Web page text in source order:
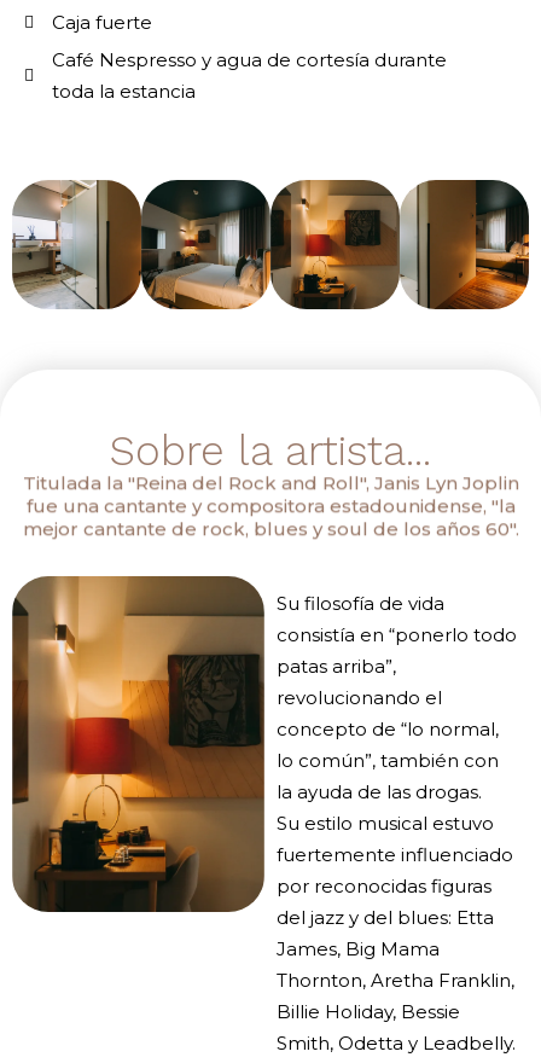
Caja fuerte
Café Nespresso y agua de cortesía durante
toda la estancia
Sobre la artista...
Titulada la "Reina del Rock and Roll", Janis Lyn Joplin
fue una cantante y compositora estadounidense, "la
mejor cantante de rock, blues y soul de los años 60".
Su filosofía de vida
consistía en “ponerlo todo
patas arriba”,
revolucionando el
concepto de “lo normal,
lo común”, también con
la ayuda de las drogas.
Su estilo musical estuvo
fuertemente influenciado
por reconocidas figuras
del jazz y del blues: Etta
James, Big Mama
Thornton, Aretha Franklin,
Billie Holiday, Bessie
Smith, Odetta y Leadbelly.